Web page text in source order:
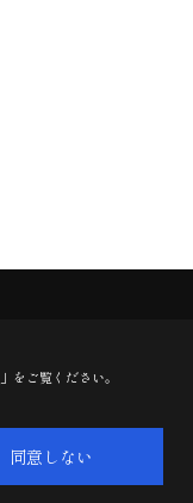
」をご覧ください。
同意しない